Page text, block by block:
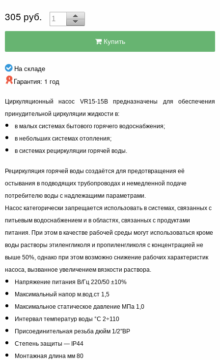
305 руб.
Купить
На складе
Гарантия: 1 год
Циркуляционный насос VR15-15B предназначены для обеспечения
принудительной циркуляции жидкости в:
в малых системах бытового горячего водоснабжения;
в небольших системах отопления;
в системах рециркуляции горячей воды.
Рециркуляция горячей воды создаётся для предотвращения её
остывания в подводящих трубопроводах и немедленной подаче
потребителю воды с надлежащими параметрами.
Насос категорически запрещается использовать в системах, связанных с
питьевым водоснабжением и в областях, связанных с продуктами
питания. При этом в качестве рабочей среды могут использоваться кроме
воды растворы этиленгликоля и пропиленгликоля с концентрацией не
выше 50%, однако при этом возможно снижение рабочих характеристик
насоса, вызванное увеличением вязкости раствора.
Напряжение питания В/Гц 220/50 ±10%
Максимальный напор м.вод.ст 1,5
Максимальное статическое давление МПа 1,0
Интервал температур воды °C 2÷110
Присоединительная резьба дюйм 1/2″ВР
Степень защиты — IP44
Монтажная длина мм 80